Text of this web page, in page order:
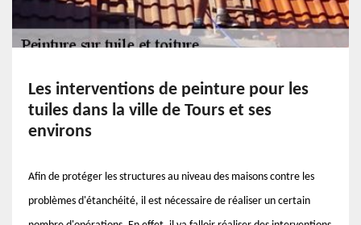
Les interventions de peinture pour les
tuiles dans la ville de Tours et ses
environs
Afin de protéger les structures au niveau des maisons contre les
problèmes d'étanchéité, il est nécessaire de réaliser un certain